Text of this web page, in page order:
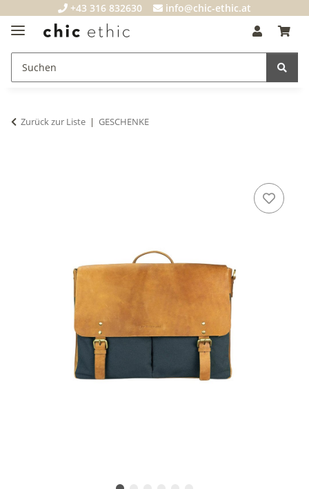
+43 316 832630 info@chic-ethic.at
Zurück zur Liste GESCHENKE